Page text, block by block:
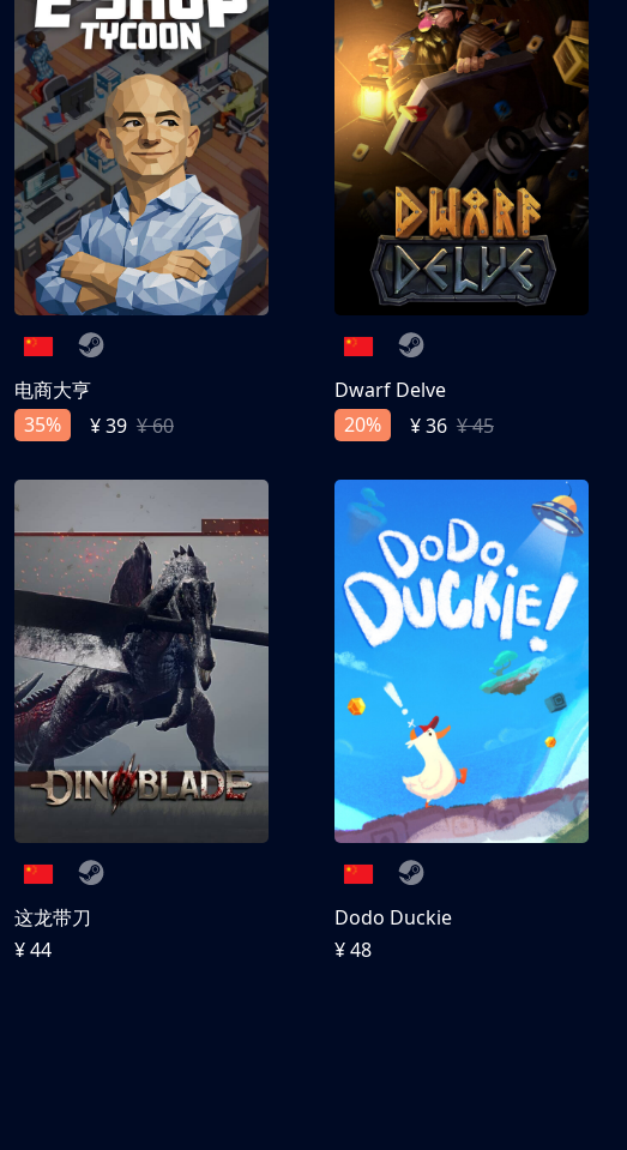
电商大亨
35%
¥ 39 ¥ 60
Dwarf Delve
20%
¥ 36 ¥ 45
这龙带刀
¥ 44
Dodo Duckie
¥ 48